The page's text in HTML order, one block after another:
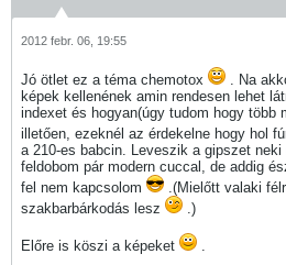
2012 febr. 06, 19:55
Jó ötlet ez a téma chemotox
. Na
képek kellenének amin rendesen lehet
indexet és hogyan(úgy tudom hogy több
illetően, ezeknél az érdekelne hogy hol
a 210-es babcin. Leveszik a gipszet
feldobom pár modern cuccal, de addig
fel nem kapcsolom
.(Mielőtt valaki
szakbarbárkodás lesz
.)
Előre is köszi a képeket